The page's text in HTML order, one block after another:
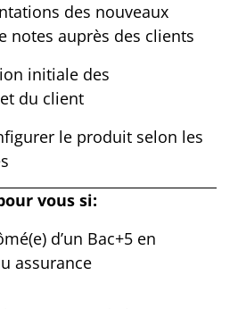
des nouveaux
notes auprès des clients
initiale des
du client
le produit selon les
vous si:
d’un Bac+5 en
assurance